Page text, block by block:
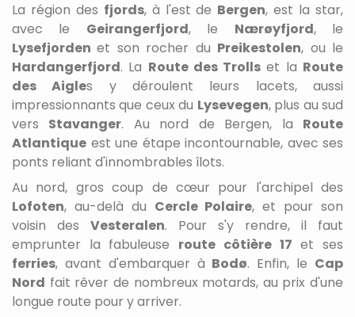
La région des fjords, à l'est de Bergen, est la star,
avec le Geirangerfjord, le Nærøyfjord, le
Lysefjordenet son rocher du Preikestolen, ou le
Hardangerfjord. La Route des Trolls et la Route
des Aigles y déroulent leurs lacets, aussi
impressionnants que ceux du Lysevegen, plus au sud
vers Stavanger. Au nord de Bergen, la Route
Atlantique est une étape incontournable, avec ses
ponts reliant d'innombrables îlots.
Au nord, gros coup de cœur pour l'archipel des
Lofoten, au-delà du Cercle Polaire, et pour son
voisin des Vesteralen. Pour s'y rendre, il faut
emprunter la fabuleuse route côtière 17 et ses
ferries, avant d'embarquer à Bodø. Enfin, le Cap
Nord fait rêver de nombreux motards, au prix d'une
longue route pour y arriver.